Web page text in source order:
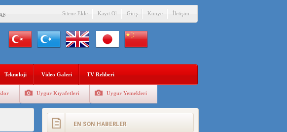
SÜRÜYOR
Sitene Ekle Kayıt Ol Giriş Künye İletişim
Teknoloji Video Galeri TV Rehberi
Uygur Kıyafetleri Uygur Yemekleri
EN SON HABERLER